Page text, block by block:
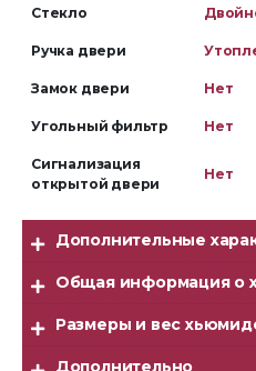
Стекло
Ручка двери
Замок двери Нет
Угольный фильтр Нет
Сигнализация
открытой двери
Нет
Дополнительные
Общая информация о
Размеры и вес
Дополнительно